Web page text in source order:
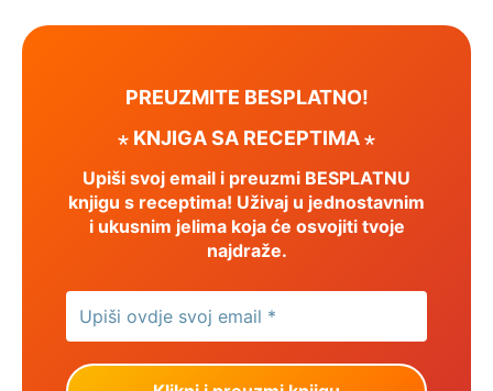
PREUZMITE BESPLATNO!
⋆ KNJIGA SA RECEPTIMA ⋆
Upiši svoj email i preuzmi BESPLATNU
knjigu s receptima! Uživaj u jednostavnim
i ukusnim jelima koja će osvojiti tvoje
najdraže.